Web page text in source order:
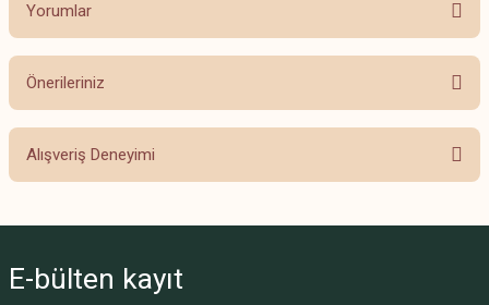
Yorumlar
Bu ürüne ilk yorumu siz yapın!
Önerileriniz
Bu ürünün fiyat bilgisi, resim, ürün açıklamalarında ve diğer konularda
yetersiz gördüğünüz noktaları öneri formunu kullanarak tarafımıza
iletebilirsiniz.
Ürün açıklamasında eksik bilgiler bulunuyor.
Alışveriş Deneyimi
E-bülten kayıt